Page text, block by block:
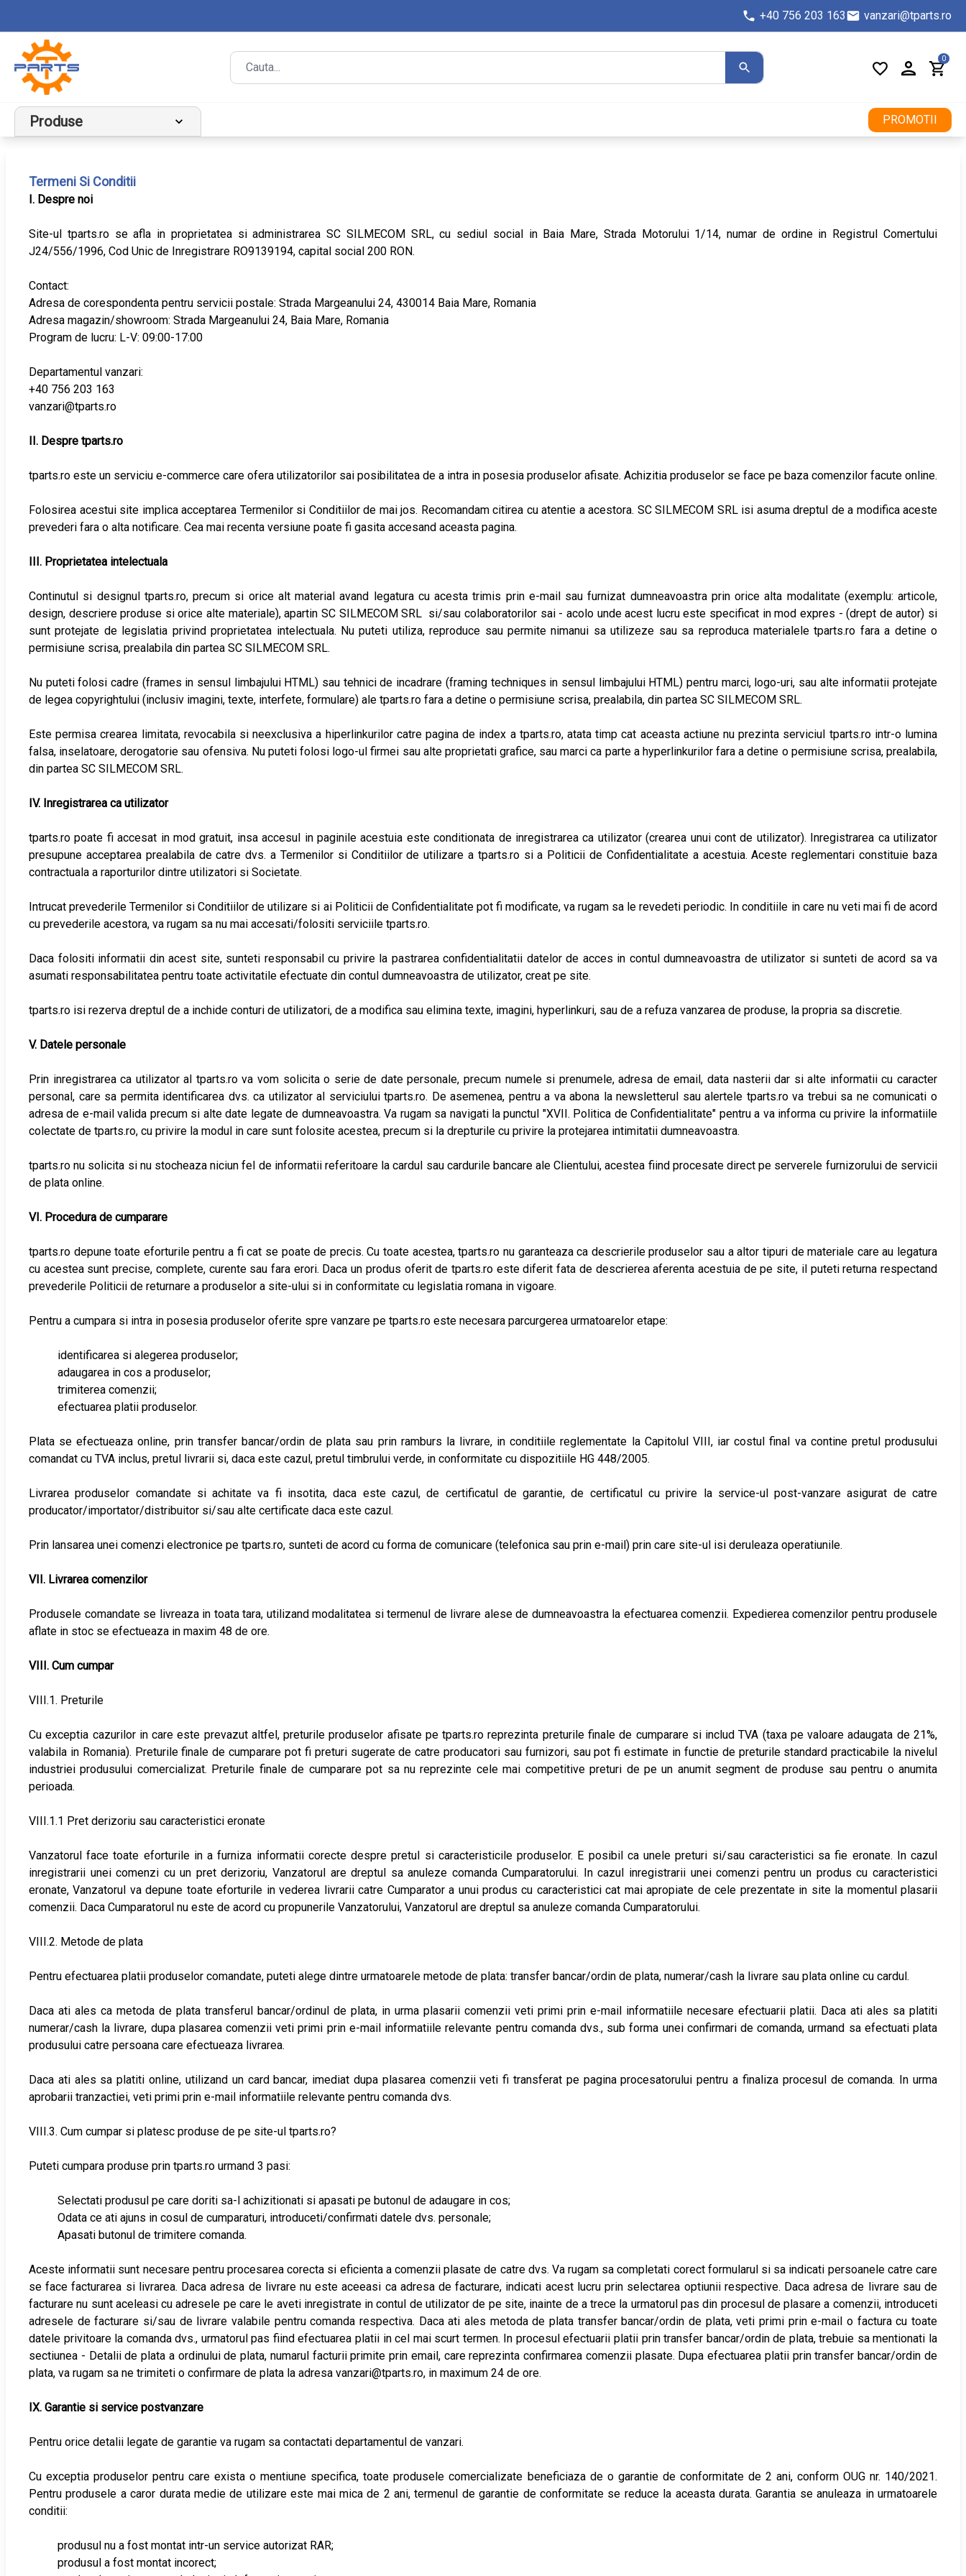
+40 756 203 163 vanzari@tparts.ro
0
Produse PROMOTII
Termeni Si Conditii
I. Despre noi
Site-ul tparts.ro se afla in proprietatea si administrarea SC SILMECOM SRL, cu sediul social in Baia Mare, Strada Motorului 1/14, numar de ordine in Registrul Comertului
J24/556/1996, Cod Unic de Inregistrare RO9139194, capital social 200 RON.
Contact:
Adresa de corespondenta pentru servicii postale: Strada Margeanului 24, 430014 Baia Mare, Romania
Adresa magazin/showroom: Strada Margeanului 24, Baia Mare, Romania
Program de lucru: L-V: 09:00-17:00
Departamentul vanzari:
+40 756 203 163
vanzari@tparts.ro
II. Despre tparts.ro
tparts.ro este un serviciu e-commerce care ofera utilizatorilor sai posibilitatea de a intra in posesia produselor afisate. Achizitia produselor se face pe baza comenzilor facute online.
Folosirea acestui site implica acceptarea Termenilor si Conditiilor de mai jos. Recomandam citirea cu atentie a acestora. SC SILMECOM SRL isi asuma dreptul de a modifica aceste
prevederi fara o alta notificare. Cea mai recenta versiune poate fi gasita accesand aceasta pagina.
III. Proprietatea intelectuala
Continutul si designul tparts.ro, precum si orice alt material avand legatura cu acesta trimis prin e-mail sau furnizat dumneavoastra prin orice alta modalitate (exemplu: articole,
design, descriere produse si orice alte materiale), apartin SC SILMECOM SRL si/sau colaboratorilor sai - acolo unde acest lucru este specificat in mod expres - (drept de autor) si
sunt protejate de legislatia privind proprietatea intelectuala. Nu puteti utiliza, reproduce sau permite nimanui sa utilizeze sau sa reproduca materialele tparts.ro fara a detine o
permisiune scrisa, prealabila din partea SC SILMECOM SRL.
Nu puteti folosi cadre (frames in sensul limbajului HTML) sau tehnici de incadrare (framing techniques in sensul limbajului HTML) pentru marci, logo-uri, sau alte informatii protejate
de legea copyrightului (inclusiv imagini, texte, interfete, formulare) ale tparts.ro fara a detine o permisiune scrisa, prealabila, din partea SC SILMECOM SRL.
Este permisa crearea limitata, revocabila si neexclusiva a hiperlinkurilor catre pagina de index a tparts.ro, atata timp cat aceasta actiune nu prezinta serviciul tparts.ro intr-o lumina
falsa, inselatoare, derogatorie sau ofensiva. Nu puteti folosi logo-ul firmei sau alte proprietati grafice, sau marci ca parte a hyperlinkurilor fara a detine o permisiune scrisa, prealabila,
din partea SC SILMECOM SRL.
IV. Inregistrarea ca utilizator
tparts.ro poate fi accesat in mod gratuit, insa accesul in paginile acestuia este conditionata de inregistrarea ca utilizator (crearea unui cont de utilizator). Inregistrarea ca utilizator
presupune acceptarea prealabila de catre dvs. a Termenilor si Conditiilor de utilizare a tparts.ro si a Politicii de Confidentialitate a acestuia. Aceste reglementari constituie baza
contractuala a raporturilor dintre utilizatori si Societate.
Intrucat prevederile Termenilor si Conditiilor de utilizare si ai Politicii de Confidentialitate pot fi modificate, va rugam sa le revedeti periodic. In conditiile in care nu veti mai fi de acord
cu prevederile acestora, va rugam sa nu mai accesati/folositi serviciile tparts.ro.
Daca folositi informatii din acest site, sunteti responsabil cu privire la pastrarea confidentialitatii datelor de acces in contul dumneavoastra de utilizator si sunteti de acord sa va
asumati responsabilitatea pentru toate activitatile efectuate din contul dumneavoastra de utilizator, creat pe site.
tparts.ro isi rezerva dreptul de a inchide conturi de utilizatori, de a modifica sau elimina texte, imagini, hyperlinkuri, sau de a refuza vanzarea de produse, la propria sa discretie.
V. Datele personale
Prin inregistrarea ca utilizator al tparts.ro va vom solicita o serie de date personale, precum numele si prenumele, adresa de email, data nasterii dar si alte informatii cu caracter
personal, care sa permita identificarea dvs. ca utilizator al serviciului tparts.ro. De asemenea, pentru a va abona la newsletterul sau alertele tparts.ro va trebui sa ne comunicati o
adresa de e-mail valida precum si alte date legate de dumneavoastra. Va rugam sa navigati la punctul "XVII. Politica de Confidentialitate" pentru a va informa cu privire la informatiile
colectate de tparts.ro, cu privire la modul in care sunt folosite acestea, precum si la drepturile cu privire la protejarea intimitatii dumneavoastra.
tparts.ro nu solicita si nu stocheaza niciun fel de informatii referitoare la cardul sau cardurile bancare ale Clientului, acestea fiind procesate direct pe serverele furnizorului de servicii
de plata online.
VI. Procedura de cumparare
tparts.ro depune toate eforturile pentru a fi cat se poate de precis. Cu toate acestea, tparts.ro nu garanteaza ca descrierile produselor sau a altor tipuri de materiale care au legatura
cu acestea sunt precise, complete, curente sau fara erori. Daca un produs oferit de tparts.ro este diferit fata de descrierea aferenta acestuia de pe site, il puteti returna respectand
prevederile Politicii de returnare a produselor a site-ului si in conformitate cu legislatia romana in vigoare.
Pentru a cumpara si intra in posesia produselor oferite spre vanzare pe tparts.ro este necesara parcurgerea urmatoarelor etape:
identificarea si alegerea produselor;
adaugarea in cos a produselor;
trimiterea comenzii;
efectuarea platii produselor.
Plata se efectueaza online, prin transfer bancar/ordin de plata sau prin ramburs la livrare, in conditiile reglementate la Capitolul VIII, iar costul final va contine pretul produsului
comandat cu TVA inclus, pretul livrarii si, daca este cazul, pretul timbrului verde, in conformitate cu dispozitiile HG 448/2005.
Livrarea produselor comandate si achitate va fi insotita, daca este cazul, de certificatul de garantie, de certificatul cu privire la service-ul post-vanzare asigurat de catre
producator/importator/distribuitor si/sau alte certificate daca este cazul.
Prin lansarea unei comenzi electronice pe tparts.ro, sunteti de acord cu forma de comunicare (telefonica sau prin e-mail) prin care site-ul isi deruleaza operatiunile.
VII. Livrarea comenzilor
Produsele comandate se livreaza in toata tara, utilizand modalitatea si termenul de livrare alese de dumneavoastra la efectuarea comenzii. Expedierea comenzilor pentru produsele
aflate in stoc se efectueaza in maxim 48 de ore.
VIII. Cum cumpar
VIII.1. Preturile
Cu exceptia cazurilor in care este prevazut altfel, preturile produselor afisate pe tparts.ro reprezinta preturile finale de cumparare si includ TVA (taxa pe valoare adaugata de 21%,
valabila in Romania). Preturile finale de cumparare pot fi preturi sugerate de catre producatori sau furnizori, sau pot fi estimate in functie de preturile standard practicabile la nivelul
industriei produsului comercializat. Preturile finale de cumparare pot sa nu reprezinte cele mai competitive preturi de pe un anumit segment de produse sau pentru o anumita
perioada.
VIII.1.1 Pret derizoriu sau caracteristici eronate
Vanzatorul face toate eforturile in a furniza informatii corecte despre pretul si caracteristicile produselor. E posibil ca unele preturi si/sau caracteristici sa fie eronate. In cazul
inregistrarii unei comenzi cu un pret derizoriu, Vanzatorul are dreptul sa anuleze comanda Cumparatorului. In cazul inregistrarii unei comenzi pentru un produs cu caracteristici
eronate, Vanzatorul va depune toate eforturile in vederea livrarii catre Cumparator a unui produs cu caracteristici cat mai apropiate de cele prezentate in site la momentul plasarii
comenzii. Daca Cumparatorul nu este de acord cu propunerile Vanzatorului, Vanzatorul are dreptul sa anuleze comanda Cumparatorului.
VIII.2. Metode de plata
Pentru efectuarea platii produselor comandate, puteti alege dintre urmatoarele metode de plata: transfer bancar/ordin de plata, numerar/cash la livrare sau plata online cu cardul.
Daca ati ales ca metoda de plata transferul bancar/ordinul de plata, in urma plasarii comenzii veti primi prin e-mail informatiile necesare efectuarii platii. Daca ati ales sa platiti
numerar/cash la livrare, dupa plasarea comenzii veti primi prin e-mail informatiile relevante pentru comanda dvs., sub forma unei confirmari de comanda, urmand sa efectuati plata
produsului catre persoana care efectueaza livrarea.
Daca ati ales sa platiti online, utilizand un card bancar, imediat dupa plasarea comenzii veti fi transferat pe pagina procesatorului pentru a finaliza procesul de comanda. In urma
aprobarii tranzactiei, veti primi prin e-mail informatiile relevante pentru comanda dvs.
VIII.3. Cum cumpar si platesc produse de pe site-ul tparts.ro?
Puteti cumpara produse prin tparts.ro urmand 3 pasi:
Selectati produsul pe care doriti sa-l achizitionati si apasati pe butonul de adaugare in cos;
Odata ce ati ajuns in cosul de cumparaturi, introduceti/confirmati datele dvs. personale;
Apasati butonul de trimitere comanda.
Aceste informatii sunt necesare pentru procesarea corecta si eficienta a comenzii plasate de catre dvs. Va rugam sa completati corect formularul si sa indicati persoanele catre care
se face facturarea si livrarea. Daca adresa de livrare nu este aceeasi ca adresa de facturare, indicati acest lucru prin selectarea optiunii respective. Daca adresa de livrare sau de
facturare nu sunt aceleasi cu adresele pe care le aveti inregistrate in contul de utilizator de pe site, inainte de a trece la urmatorul pas din procesul de plasare a comenzii, introduceti
adresele de facturare si/sau de livrare valabile pentru comanda respectiva. Daca ati ales metoda de plata transfer bancar/ordin de plata, veti primi prin e-mail o factura cu toate
datele privitoare la comanda dvs., urmatorul pas fiind efectuarea platii in cel mai scurt termen. In procesul efectuarii platii prin transfer bancar/ordin de plata, trebuie sa mentionati la
sectiunea - Detalii de plata a ordinului de plata, numarul facturii primite prin email, care reprezinta confirmarea comenzii plasate. Dupa efectuarea platii prin transfer bancar/ordin de
plata, va rugam sa ne trimiteti o confirmare de plata la adresa vanzari@tparts.ro, in maximum 24 de ore.
IX. Garantie si service postvanzare
Pentru orice detalii legate de garantie va rugam sa contactati departamentul de vanzari.
Cu exceptia produselor pentru care exista o mentiune specifica, toate produsele comercializate beneficiaza de o garantie de conformitate de 2 ani, conform OUG nr. 140/2021.
Pentru produsele a caror durata medie de utilizare este mai mica de 2 ani, termenul de garantie de conformitate se reduce la aceasta durata. Garantia se anuleaza in urmatoarele
conditii:
produsul nu a fost montat intr-un service autorizat RAR;
produsul a fost montat incorect;